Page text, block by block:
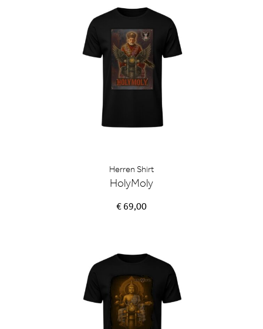
Herren Shirt
HolyMoly
€ 69,00